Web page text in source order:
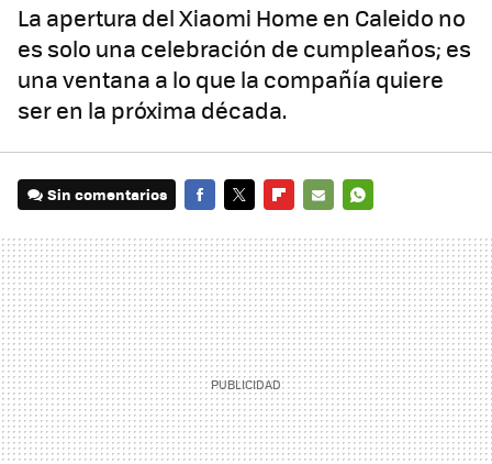
La apertura del Xiaomi Home en Caleido no
es solo una celebración de cumpleaños; es
una ventana a lo que la compañía quiere
ser en la próxima década.
Sin comentarios
MAIL